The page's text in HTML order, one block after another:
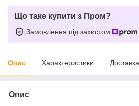
Що таке купити з Пром?
Замовлення під захистом
Опис Характеристики Доставка
Опис